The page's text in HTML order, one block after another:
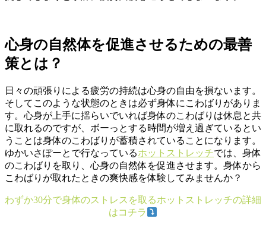
心身の自然体を促進させるための最善
策とは？
日々の頑張りによる疲労の持続は心身の自由を損ないます。
そしてこのような状態のときは必ず身体にこわばりがありま
す。心身が上手に揺らいでいれば身体のこわばりは休息と共
に取れるのですが、ボーっとする時間が増え過ぎているとい
うことは身体のこわばりが蓄積されていることになります。
ゆかいさぽーとで行なっているホットストレッチでは、身体
のこわばりを取り、心身の自然体を促進させます。身体から
こわばりが取れたときの爽快感を体験してみませんか？
わずか30分で身体のストレスを取るホットストレッチの詳細
はコチラ